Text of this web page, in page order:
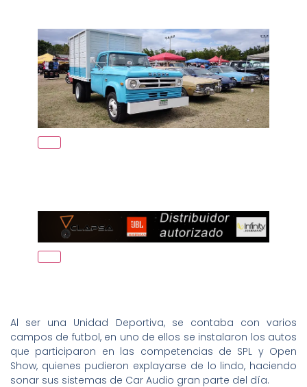
Al ser una Unidad Deportiva, se contaba con varios
campos de futbol, en uno de ellos se instalaron los autos
que participaron en las competencias de SPL y Open
Show, quienes pudieron explayarse de lo lindo, haciendo
sonar sus sistemas de Car Audio gran parte del día.